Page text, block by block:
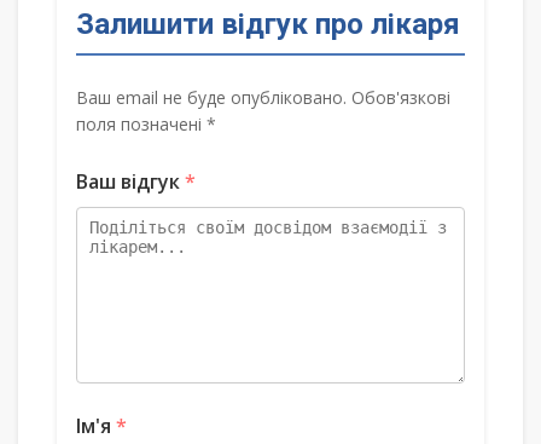
Залишити відгук про лікаря
Ваш email не буде опубліковано. Обов'язкові
поля позначені *
Ваш відгук*
Ім'я *